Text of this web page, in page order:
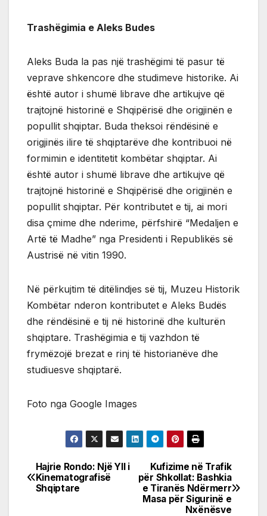
Trashëgimia e Aleks Budes
Aleks Buda la pas një trashëgimi të pasur të
veprave shkencore dhe studimeve historike. Ai
është autor i shumë librave dhe artikujve që
trajtojnë historinë e Shqipërisë dhe origjinën e
popullit shqiptar. Buda theksoi rëndësinë e
origjinës ilire të shqiptarëve dhe kontribuoi në
formimin e identitetit kombëtar shqiptar. Ai
është autor i shumë librave dhe artikujve që
trajtojnë historinë e Shqipërisë dhe origjinën e
popullit shqiptar. Për kontributet e tij, ai mori
disa çmime dhe nderime, përfshirë “Medaljen e
Artë të Madhe” nga Presidenti i Republikës së
Austrisë në vitin 1990.
Në përkujtim të ditëlindjes së tij, Muzeu Historik
Kombëtar nderon kontributet e Aleks Budës
dhe rëndësinë e tij në historinë dhe kulturën
shqiptare. Trashëgimia e tij vazhdon të
frymëzojë brezat e rinj të historianëve dhe
studiuesve shqiptarë.
Foto nga Google Images
Post
navigation
Kufizime në Trafik
për Shkollat: Bashkia
e Tiranës Ndërmerr
Masa për Sigurinë e
Nxënësve
Hajrie Rondo: Një Yll i
Kinematografisë
Shqiptare